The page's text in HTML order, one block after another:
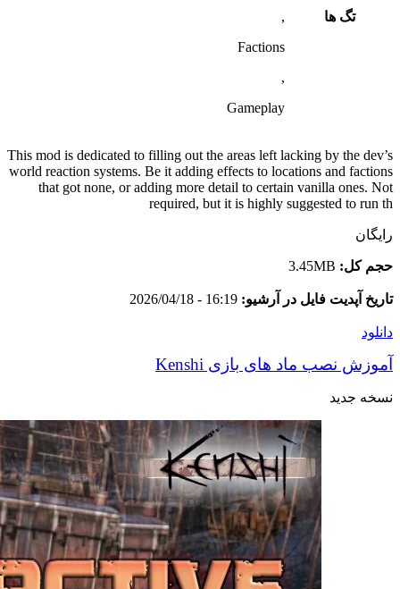
تگ ها
,
Factions
,
Gameplay
This mod is dedicated to filling out the areas left lacking by the dev’s
world reaction systems. Be it adding effects to locations and factions
that got none, or adding more detail to certain vanilla ones. Not
required, but it is highly suggested to run th
رایگان
حجم کل: 3.45MB
تاریخ آپدیت فایل در آرشیو: 16:19 - 2026/04/18
دانلود
آموزش نصب ماد های بازی Kenshi
نسخه جدید